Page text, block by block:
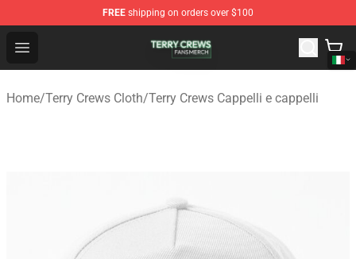
FREE shipping on orders over $100
Open menu
Terry Crews Shop - Official Terry Crews Merchandise
Home/Terry Crews Cloth/Terry Crews Cappelli e cappelli